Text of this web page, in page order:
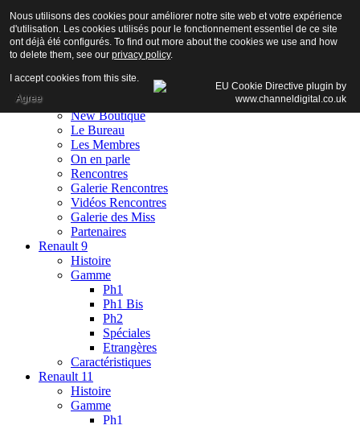
Accueil
New Boutique
Le Bureau
Les Membres
On en parle
Rencontres
Galerie Rencontres
Vidéos Rencontres
Galerie des Miss
Partenaires
Renault 9
Histoire
Gamme
Ph1
Ph1 Bis
Ph2
Spéciales
Etrangères
Caractéristiques
Renault 11
Histoire
Gamme
Ph1
Nous utilisons des cookies pour améliorer notre site web et votre expérience
d'utilisation. Les cookies utilisés pour le fonctionnement essentiel de ce site
ont déjà été configurés. To find out more about the cookies we use and how
to delete them, see our privacy policy.
I accept cookies from this site.
Agree